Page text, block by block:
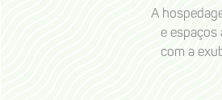
A
e espaços
com a